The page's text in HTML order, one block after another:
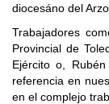
diocesáno del
Trabajadores
Provincial de
Ejército o,
referencia en
en el complejo